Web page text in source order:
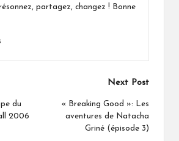
partagez, changez ! Bonne
du
2006
Next Post
« Breaking Good »: Les
aventures de Natacha
Griné (épisode 3)